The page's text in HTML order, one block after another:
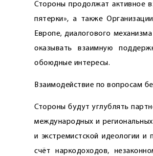
Стороны продолжат активное
пятерки», а также
Европе, диалогового
оказывать взаим­ную
обоюдные интересы.
Взаимодействие по вопросам
Стороны будут углублять
международных и
и экстремистской идеологии
счёт наркодоходов,